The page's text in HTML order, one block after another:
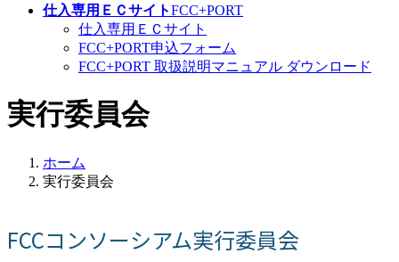
仕入専用ＥＣサイトFCC+PORT
仕入専用ＥＣサイト
FCC+PORT申込フォーム
FCC+PORT 取扱説明マニュアル ダウンロード
実行委員会
ホーム
実行委員会
FCCコンソーシアム実行委員会